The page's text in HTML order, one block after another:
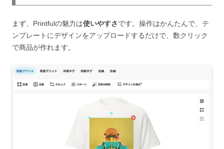
まず、Printfulの魅力は使いやすさです。操作はかんたんで、テ
ンプレートにデザインをアップロードするだけで、数クリック
で商品が作れます。